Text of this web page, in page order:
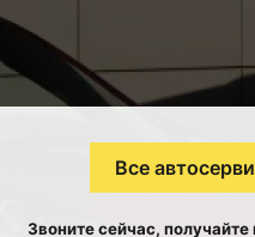
Все
Звоните сейчас,